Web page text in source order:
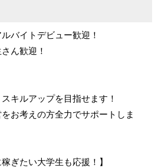
バイトデビュー歓迎！
ん歓迎！
キルアップを目指せます！
お考えの方全力でサポートしま
ぎたい大学生も応援！】